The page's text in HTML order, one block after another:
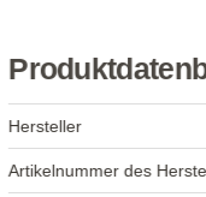
Hersteller
Artikelnummer des